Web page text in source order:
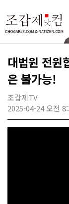
대법원 전원
은 불가능!
조갑제TV
2025-04-24 오전